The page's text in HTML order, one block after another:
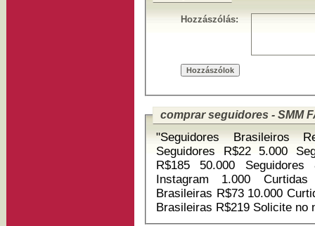
Hozzászólás:
comprar seguidores - SMM
"Seguidores Brasileiros
Seguidores R$22 5.000
R$185 50.000 Seguidores 837 Curtidas
Instagram 1.000 Curtidas Brasileiras R$15 5.000 Curtidas
Brasileiras R$73 10.000
Brasileiras